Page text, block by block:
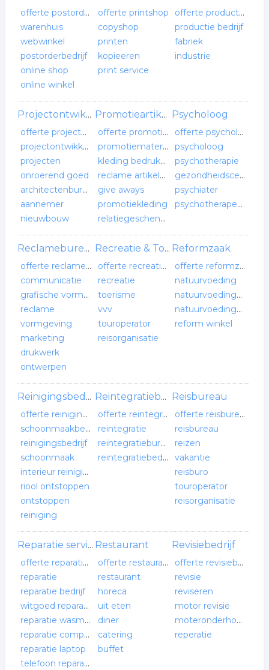
offerte postorderbedrijf
warenhuis
webwinkel
postorderbedrijf
online shop
online winkel
offerte printshop
copyshop
printen
kopieeren
print service
offerte productie bedrijf
productie bedrijf
fabriek
industrie
Projectontwikkelaar
offerte projectontwikkelaar
projectontwikkeling
projecten
onroerend goed
architectenbureau
aannemer
nieuwbouw
Promotieartikelen leverancier
offerte promotieartikelen leverancier
promotiemateriaal
kleding bedrukken
reclame artikelen
give aways
promotiekleding
relatiegeschenken
Psycholoog
offerte psycholoog
psycholoog
psychotherapie
gezondheidscentrum
psychiater
psychotherapeut
Reclamebureau
offerte reclamebureau
communicatie
grafische vormgeving
reclame
vormgeving
marketing
drukwerk
ontwerpen
Recreatie & Toerisme
offerte recreatie & toerisme
recreatie
toerisme
vvv
touroperator
reisorganisatie
Reformzaak
offerte reformzaak
natuurvoeding
natuurvoedingswinkel
natuurvoedingswinkels
reform winkel
Reinigingsbedrijf
offerte reinigingsbedrijf
schoonmaakbedrijf
reinigingsbedrijf
schoonmaak
interieur reiniging
riool ontstoppen
ontstoppen
reiniging
Reintegratiebedrijf
offerte reintegratiebedrijf
reintegratie
reintegratiebureau
reintegratiebedrijf
Reisbureau
offerte reisbureau
reisbureau
reizen
vakantie
reisburo
touroperator
reisorganisatie
Reparatie service
offerte reparatie service
reparatie
reparatie bedrijf
witgoed reparatie
reparatie wasmachine
reparatie computer
reparatie laptop
telefoon reparatie
Restaurant
offerte restaurant
restaurant
horeca
uit eten
diner
catering
buffet
Revisiebedrijf
offerte revisiebedrijf
revisie
reviseren
motor revisie
moteronderhoud
reperatie